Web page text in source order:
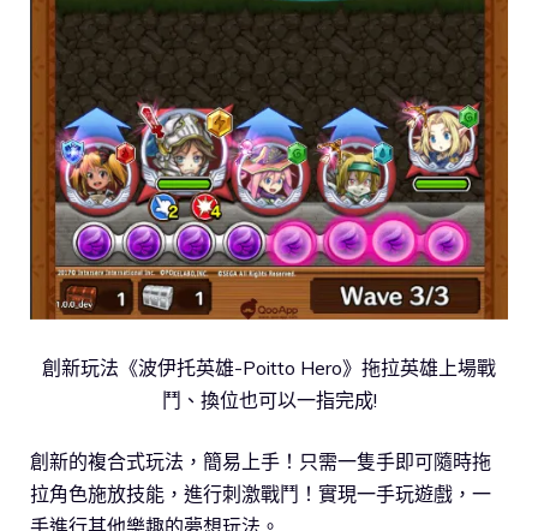
創新玩法《波伊托英雄-Poitto Hero》拖拉英雄上場戰
鬥、換位也可以一指完成!
創新的複合式玩法，簡易上手！只需一隻手即可隨時拖
拉角色施放技能，進行刺激戰鬥！實現一手玩遊戲，一